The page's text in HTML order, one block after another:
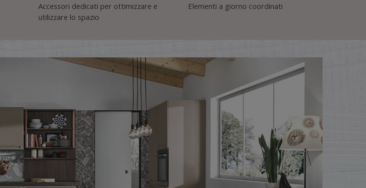
Accessori dedicati per ottimizzare e
utilizzare lo spazio
Elementi a giorno coordinati